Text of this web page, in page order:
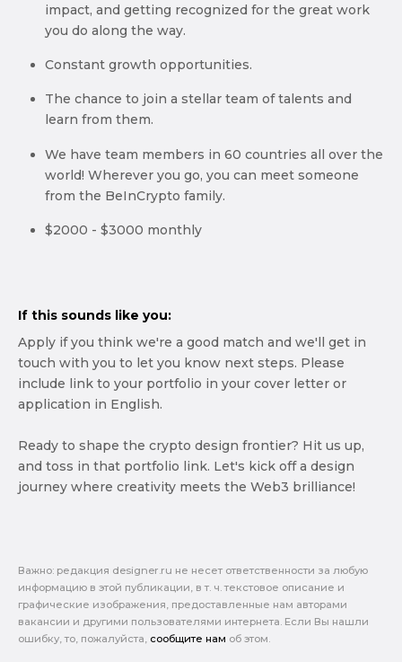
impact, and getting recognized for the great work
you do along the way.
Constant growth opportunities.
The chance to join a stellar team of talents and
learn from them.
We have team members in 60 countries all over the
world! Wherever you go, you can meet someone
from the BeInCrypto family.
$2000 - $3000 monthly
If this sounds like you:
Apply if you think we're a good match and we'll get in
touch with you to let you know next steps. Please
include link to your portfolio in your cover letter or
application in English.
Ready to shape the crypto design frontier? Hit us up,
and toss in that portfolio link. Let's kick off a design
journey where creativity meets the Web3 brilliance!
Важно: pедакция designer.ru не несет ответственности за любую
информацию в этой публикации, в т. ч. текстовое описание и
графические изображения, предоставленные нам авторами
вакансии и другими пользователями интернета. Если Вы нашли
ошибку, то, пожалуйста, сообщите нам об этом.